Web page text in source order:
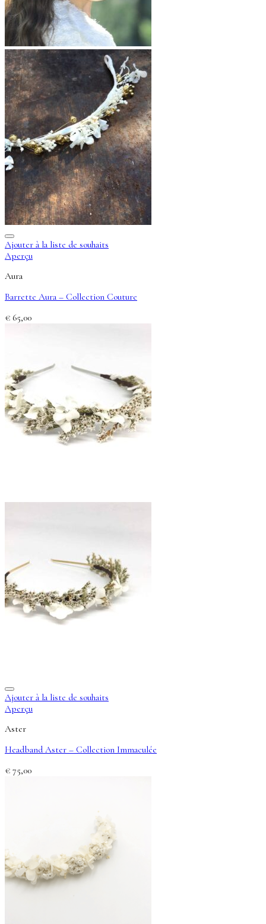
Ajouter à la liste de souhaits
Aperçu
Aura
Barrette Aura – Collection Couture
€ 65,00
Ajouter à la liste de souhaits
Aperçu
Aster
Headband Aster – Collection Immaculée
€ 75,00